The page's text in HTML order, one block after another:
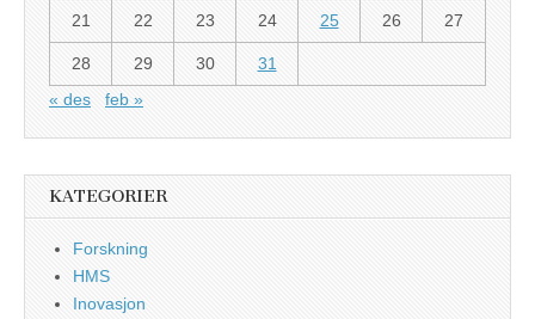
21 22 23 24 25 26 27
28 29 30
31
« des
feb »
KATEGORIER
Forskning
HMS
Inovasjon